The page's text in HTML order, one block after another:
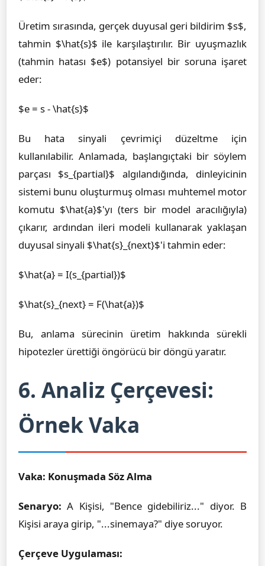
Üretim sırasında, gerçek duyusal geri bildirim $s$,
tahmin $\hat{s}$ ile karşılaştırılır. Bir uyuşmazlık
(tahmin hatası $e$) potansiyel bir soruna işaret
eder:
$e = s - \hat{s}$
Bu hata sinyali çevrimiçi düzeltme için
kullanılabilir. Anlamada, başlangıçtaki bir söylem
parçası $s_{partial}$ algılandığında, dinleyicinin
sistemi bunu oluşturmuş olması muhtemel motor
komutu $\hat{a}$'yı (ters bir model aracılığıyla)
çıkarır, ardından ileri modeli kullanarak yaklaşan
duyusal sinyali $\hat{s}_{next}$'i tahmin eder:
$\hat{a} = I(s_{partial})$
$\hat{s}_{next} = F(\hat{a})$
Bu, anlama sürecinin üretim hakkında sürekli
hipotezler ürettiği öngörücü bir döngü yaratır.
6. Analiz Çerçevesi:
Örnek Vaka
Vaka: Konuşmada Söz Alma
Senaryo: A Kişisi, "Bence gidebiliriz..." diyor. B
Kişisi araya girip, "...sinemaya?" diye soruyor.
Çerçeve Uygulaması: